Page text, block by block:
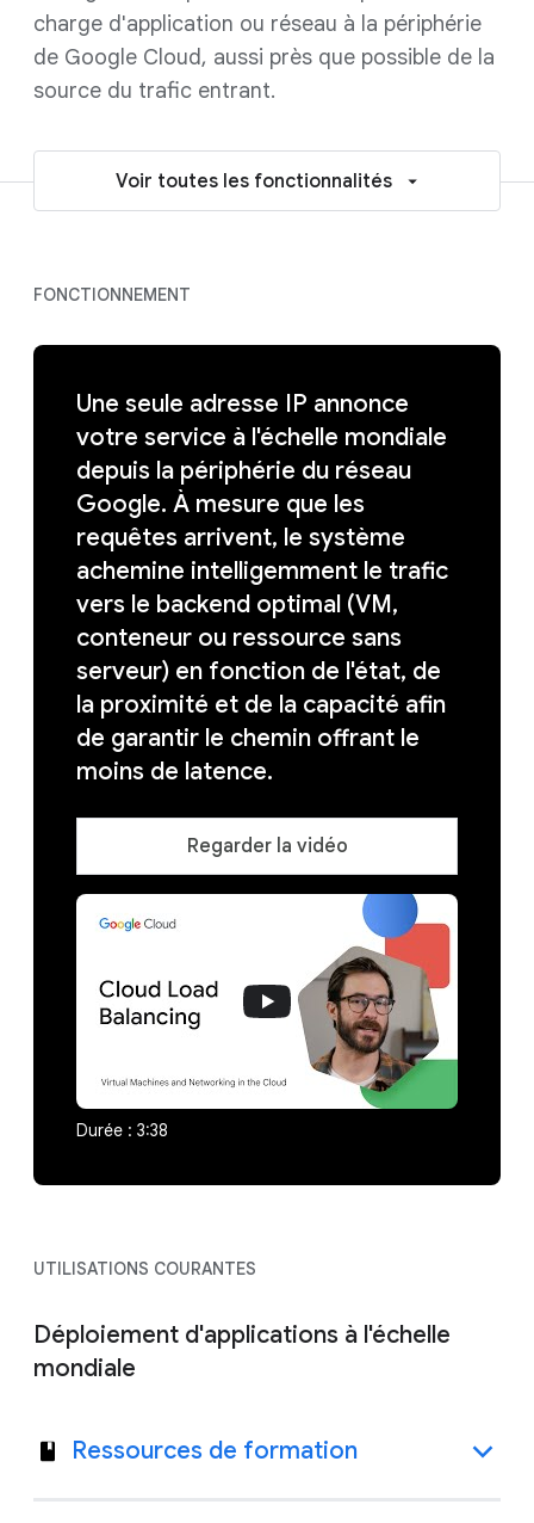
charge d'application ou réseau à la périphérie
de Google Cloud, aussi près que possible de la
source du trafic entrant.
Voir toutes les fonctionnalités
FONCTIONNEMENT
Une seule adresse IP annonce
votre service à l'échelle mondiale
depuis la périphérie du réseau
Google. À mesure que les
requêtes arrivent, le système
achemine intelligemment le trafic
vers le backend optimal (VM,
conteneur ou ressource sans
serveur) en fonction de l'état, de
la proximité et de la capacité afin
de garantir le chemin offrant le
moins de latence.
Regarder la vidéo
Durée : 3:38
UTILISATIONS COURANTES
Déploiement d'applications à l'échelle
mondiale
Ressources de formation